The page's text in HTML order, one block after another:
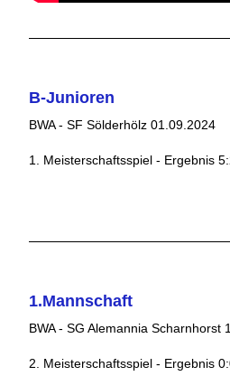
B-Junioren
BWA - SF Sölderhölz 01.09.2024
1. Meisterschaftsspiel - Ergebnis
1.Mannschaft
BWA - SG Alemannia Scharnhorst
2. Meisterschaftsspiel - Ergebnis